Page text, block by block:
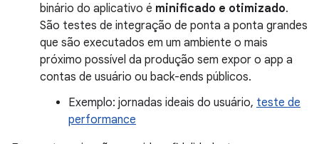
binário do aplicativo é minificado e otimizado.
São testes de integração de ponta a ponta grandes
que são executados em um ambiente o mais
próximo possível da produção sem expor o app a
contas de usuário ou back-ends públicos.
Exemplo: jornadas ideais do usuário, teste de
performance